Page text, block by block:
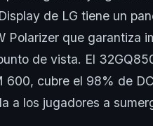
de LG tiene un
Polarizer que garantiza
de vista. El
600, cubre el 98% de
a los jugadores a